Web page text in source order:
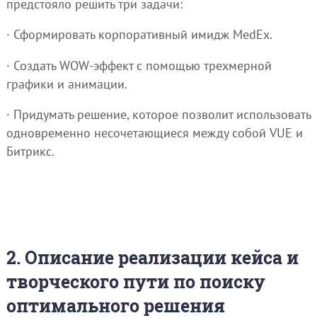
предстояло решить три задачи:
· Сформировать корпоративный имидж MedEx.
· Создать WOW-эффект с помощью трехмерной
графики и анимации.
· Придумать решение, которое позволит использовать
одновременно несочетающиеся между собой VUE и
Битрикс.
2. Описание реализации кейса и
творческого пути по поиску
оптимального решения